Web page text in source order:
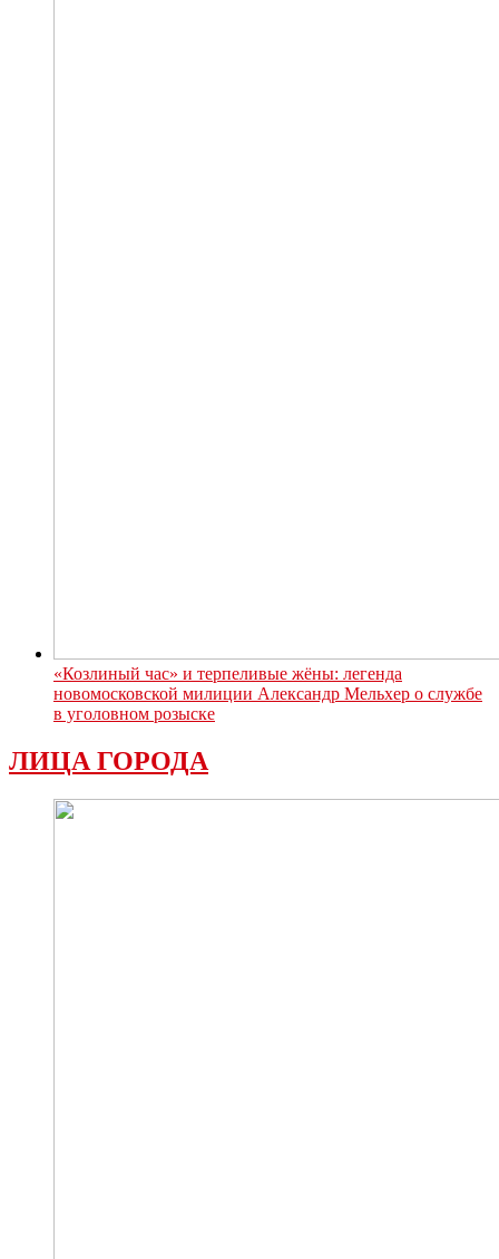
«Козлиный час» и терпеливые жёны: легенда
новомосковской милиции Александр Мельхер о службе
в уголовном розыске
ЛИЦА ГОРОДА